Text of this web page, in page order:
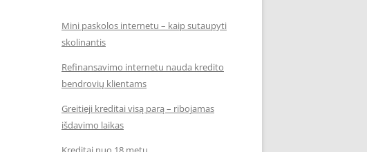
Mini paskolos internetu – kaip sutaupyti
skolinantis
Refinansavimo internetu nauda kredito
bendrovių klientams
Greitieji kreditai visą parą – ribojamas
išdavimo laikas